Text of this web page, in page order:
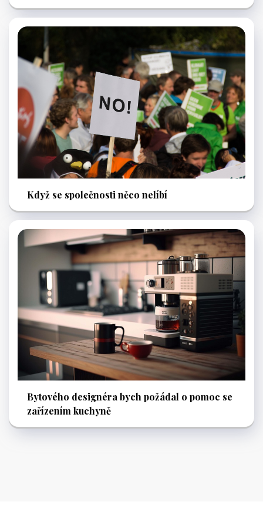
Když se společnosti něco nelíbí
Bytového designéra bych požádal o pomoc se
zařízením kuchyně